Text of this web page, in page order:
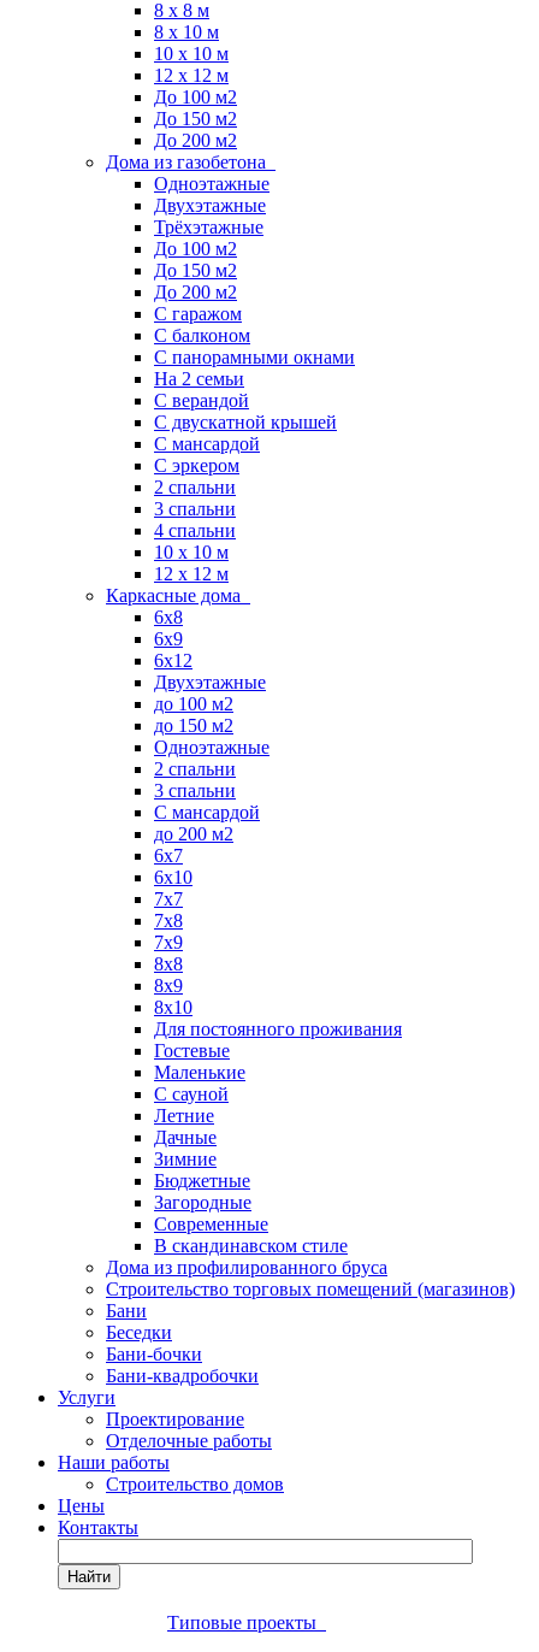
8 x 8 м
8 x 10 м
10 x 10 м
12 x 12 м
До 100 м2
До 150 м2
До 200 м2
Дома из газобетона
Одноэтажные
Двухэтажные
Трёхэтажные
До 100 м2
До 150 м2
До 200 м2
С гаражом
С балконом
С панорамными окнами
На 2 семьи
С верандой
С двускатной крышей
С мансардой
С эркером
2 спальни
3 спальни
4 спальни
10 x 10 м
12 x 12 м
Каркасные дома
6х8
6х9
6х12
Двухэтажные
до 100 м2
до 150 м2
Одноэтажные
2 спальни
3 спальни
С мансардой
до 200 м2
6х7
6х10
7х7
7х8
7х9
8х8
8х9
8х10
Для постоянного проживания
Гостевые
Маленькие
С сауной
Летние
Дачные
Зимние
Бюджетные
Загородные
Современные
В скандинавском стиле
Дома из профилированного бруса
Строительство торговых помещений (магазинов)
Бани
Беседки
Бани-бочки
Бани-квадробочки
Услуги
Проектирование
Отделочные работы
Наши работы
Строительство домов
Цены
Контакты
Найти
Типовые проекты